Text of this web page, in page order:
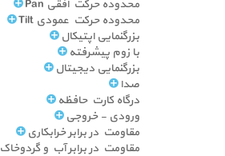
محدوده حرکت افقی Pan
محدوده حرکت عمودی Tilt
بزرگنمایی اپتیکال
با زوم پیشرفته
بزرگنمایی دیجیتال
صدا
درگاه کارت حافظه
ورودی - خروجی
مقاومت در برابر خرابکاری
مقاومت در برابر آب و گردوخاک